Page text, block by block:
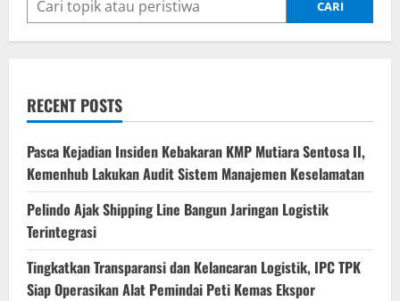
CARI
RECENT POSTS
Pasca Kejadian Insiden Kebakaran KMP Mutiara Sentosa II,
Kemenhub Lakukan Audit Sistem Manajemen Keselamatan
Pelindo Ajak Shipping Line Bangun Jaringan Logistik
Terintegrasi
Tingkatkan Transparansi dan Kelancaran Logistik, IPC TPK
Siap Operasikan Alat Pemindai Peti Kemas Ekspor